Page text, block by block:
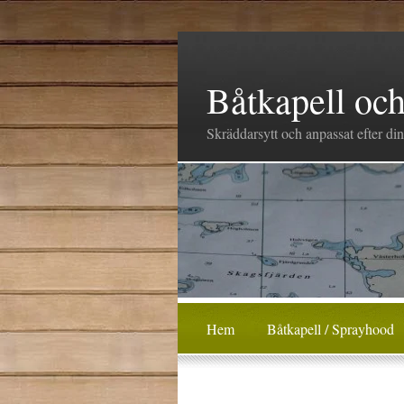
Båtkapell
Skräddarsytt och anpassat efter
Hem Båtkapell / Sprayhood